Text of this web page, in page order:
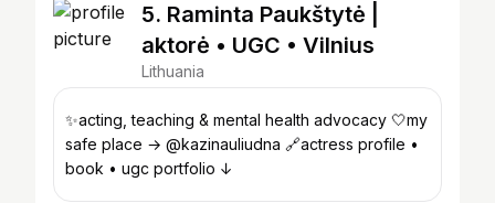
5. Raminta Paukštytė |
aktorė • UGC • Vilnius
Lithuania
✨acting, teaching & mental health advocacy 🤍my
safe place → @kazinauliudna 🔗actress profile •
book • ugc portfolio ↓